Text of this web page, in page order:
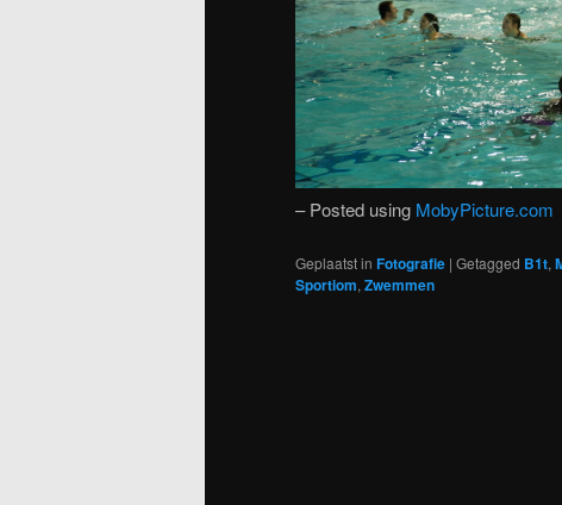
– Posted using MobyPicture.com
Geplaatst in Fotografie | Getagged B1t,
Sportiom, Zwemmen